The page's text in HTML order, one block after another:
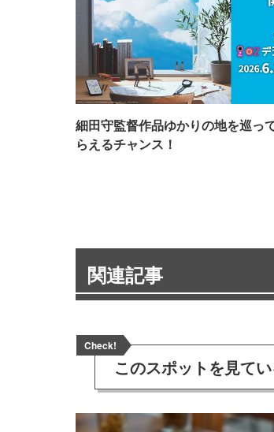
細田守監督作品ゆかりの地を巡っ
らえるチャンス！
関連記事
Check!
このスポットを見て